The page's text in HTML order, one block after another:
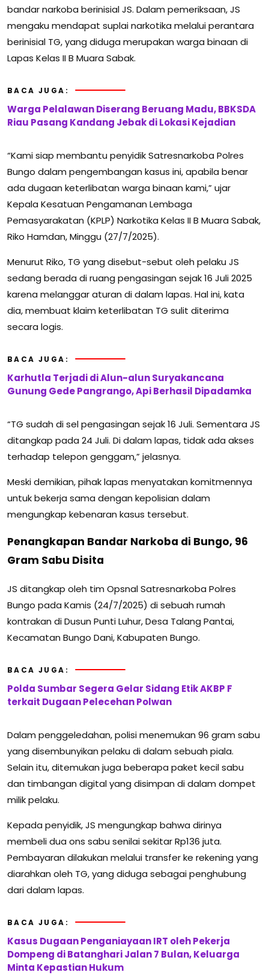
bandar narkoba berinisial JS. Dalam pemeriksaan, JS
mengaku mendapat suplai narkotika melalui perantara
berinisial TG, yang diduga merupakan warga binaan di
Lapas Kelas II B Muara Sabak.
BACA JUGA:
Warga Pelalawan Diserang Beruang Madu, BBKSDA
Riau Pasang Kandang Jebak di Lokasi Kejadian
“Kami siap membantu penyidik Satresnarkoba Polres
Bungo dalam pengembangan kasus ini, apabila benar
ada dugaan keterlibatan warga binaan kami,” ujar
Kepala Kesatuan Pengamanan Lembaga
Pemasyarakatan (KPLP) Narkotika Kelas II B Muara Sabak,
Riko Hamdan, Minggu (27/7/2025).
Menurut Riko, TG yang disebut-sebut oleh pelaku JS
sedang berada di ruang pengasingan sejak 16 Juli 2025
karena melanggar aturan di dalam lapas. Hal ini, kata
dia, membuat klaim keterlibatan TG sulit diterima
secara logis.
BACA JUGA:
Karhutla Terjadi di Alun-alun Suryakancana
Gunung Gede Pangrango, Api Berhasil Dipadamka
“TG sudah di sel pengasingan sejak 16 Juli. Sementara JS
ditangkap pada 24 Juli. Di dalam lapas, tidak ada akses
terhadap telepon genggam,” jelasnya.
Meski demikian, pihak lapas menyatakan komitmennya
untuk bekerja sama dengan kepolisian dalam
mengungkap kebenaran kasus tersebut.
Penangkapan Bandar Narkoba di Bungo, 96
Gram Sabu Disita
JS ditangkap oleh tim Opsnal Satresnarkoba Polres
Bungo pada Kamis (24/7/2025) di sebuah rumah
kontrakan di Dusun Punti Luhur, Desa Talang Pantai,
Kecamatan Bungo Dani, Kabupaten Bungo.
BACA JUGA:
Polda Sumbar Segera Gelar Sidang Etik AKBP F
terkait Dugaan Pelecehan Polwan
Dalam penggeledahan, polisi menemukan 96 gram sabu
yang disembunyikan pelaku di dalam sebuah piala.
Selain itu, ditemukan juga beberapa paket kecil sabu
dan timbangan digital yang disimpan di dalam dompet
milik pelaku.
Kepada penyidik, JS mengungkap bahwa dirinya
membeli dua ons sabu senilai sekitar Rp136 juta.
Pembayaran dilakukan melalui transfer ke rekening yang
diarahkan oleh TG, yang diduga sebagai penghubung
dari dalam lapas.
BACA JUGA:
Kasus Dugaan Penganiayaan IRT oleh Pekerja
Dompeng di Batanghari Jalan 7 Bulan, Keluarga
Minta Kepastian Hukum